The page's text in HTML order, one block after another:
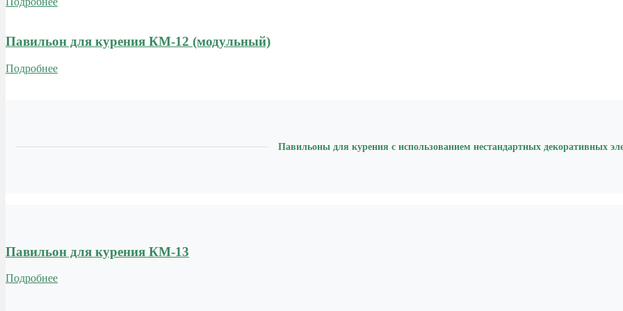
Павильон для курения КМ-12 (модульный)
Подробнее
Павильоны для курения с использованием нестандартных декоративных
Павильон для курения КМ-13
Подробнее